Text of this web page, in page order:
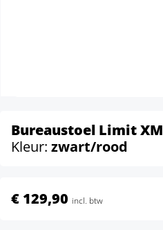
Bureaustoel Limit XM
Kleur: zwart/rood
€ 129,90 incl. btw